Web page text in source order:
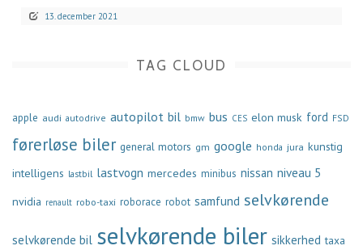
13. december 2021
TAG CLOUD
apple audi autodrive autopilot bil bmw bus CES elon musk ford FSD
førerløse biler general motors gm google honda jura kunstig
intelligens lastbil lastvogn mercedes minibus nissan niveau 5
nvidia renault robo-taxi roborace robot samfund selvkørende
selvkørende bil selvkørende biler sikkerhed taxa